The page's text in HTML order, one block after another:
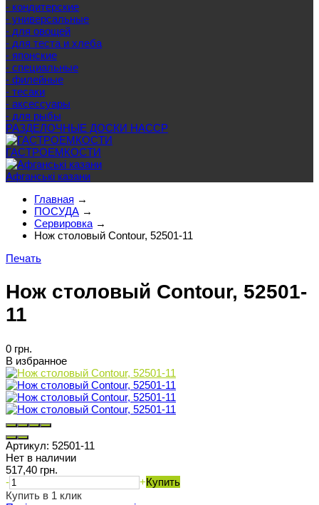
- кондитерские
- универсальные
- для овощей
- для теста и хлеба
- японские
- специальные
- филейные
- тесаки
- аксессуары
- для рыбы
РАЗДЕЛОЧНЫЕ ДОСКИ HACCP
ГАСТРОЕМКОСТИ
Афганські казани
Главная →
ПОСУДА →
Сервировка →
Нож столовый Contour, 52501-11
Печать
Нож столовый Contour, 52501-
11
0 грн.
В избранное
Артикул: 52501-11
Нет в наличии
517,40 грн.
-
+Купить
Купить в 1 клик